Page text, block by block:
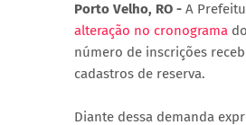
Porto Velho, RO - A
alteração no cronograma do
número de inscrições
cadastros de reserva.
Diante dessa demanda